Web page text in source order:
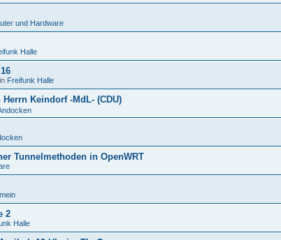
und Hardware
Halle
Freifunk Halle
Keindorf -MdL- (CDU)
Tunnelmethoden in OpenWRT
2
Halle